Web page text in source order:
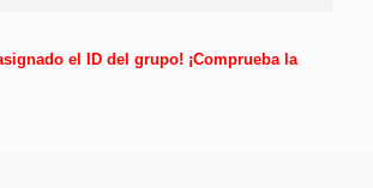
el ID del grupo! ¡Comprueba la